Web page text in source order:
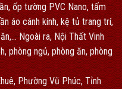
ốp tường PVC Nano, tấm
áo cánh kính, kệ tủ trang trí,
Ngoài ra, Nội Thất Vinh
phòng ngủ, phòng ăn, phòng
Phường Vũ Phúc, Tỉnh